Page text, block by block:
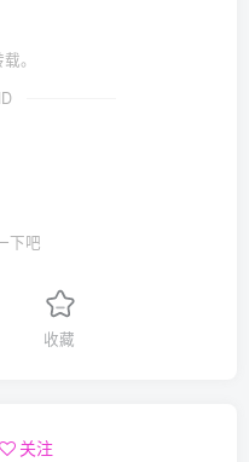
。
下吧
收藏
关注